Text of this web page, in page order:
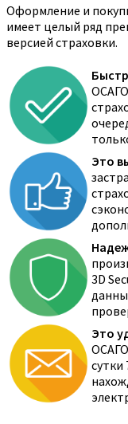
Оформление и
имеет целый ряд
версией страховки.
Это
3D
Это